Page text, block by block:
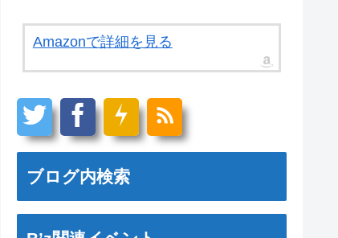
Amazonで詳細を見る
ブログ内検索